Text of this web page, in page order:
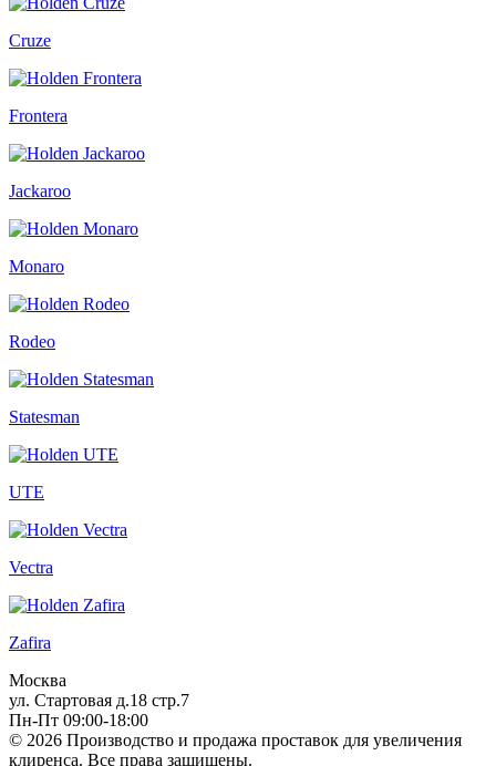
Cruze
Frontera
Jackaroo
Monaro
Rodeo
Statesman
UTE
Vectra
Zafira
Москва
ул. Стартовая д.18 стр.7
Пн-Пт 09:00-18:00
© 2026 Производство и продажа проставок для увеличения
клиренса. Все права защищены.